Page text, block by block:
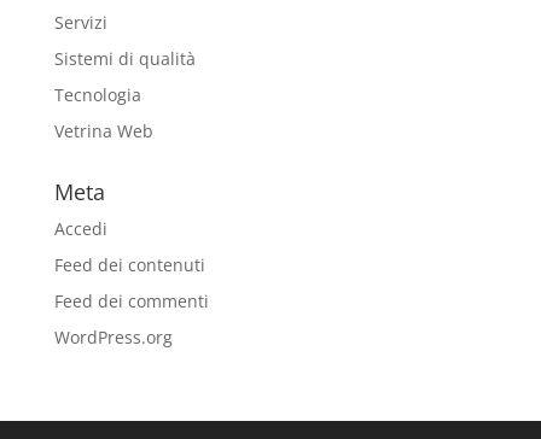
Servizi
Sistemi di qualità
Tecnologia
Vetrina Web
Meta
Accedi
Feed dei contenuti
Feed dei commenti
WordPress.org